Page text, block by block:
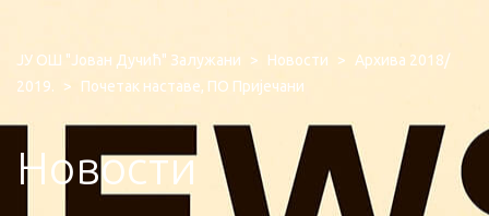
ЈУ ОШ "Јован Дучић" Залужани > Новости >
Архива 2018/
2019.
> Почетак наставе, ПО Пријечани
Новости